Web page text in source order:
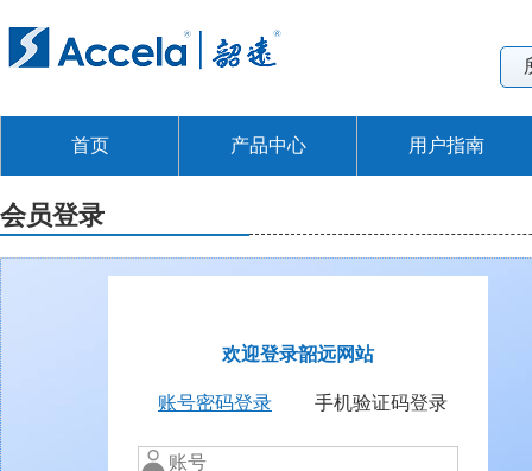
首页 产品中心 用户指南
会员登录
欢迎登录韶远网站
账号密码登录 手机验证码登录